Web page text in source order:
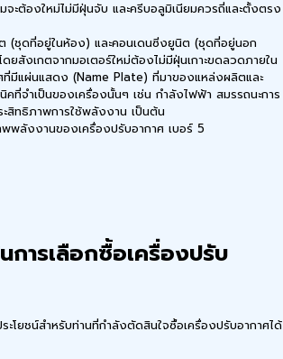
จะต้องใหม่ไม่มีฝุ่นจับ และครีบอลูมิเนียมควรถี่และตั้งตรง
(ชุดที่อยู่ในห้อง) และคอนเดนซิ่งยูนิต (ชุดที่อยู่นอก
สังเกตจากมอเตอร์ใหม่ต้องไม่มีฝุ่นเกาะขดลวดภายใน
ที่มีแผ่นแสดง (Name Plate) ที่มาของแหล่งผลิตและ
ที่จำเป็นของเครื่องนั้นๆ เช่น กำลังไฟฟ้า สมรรถนะการ
สิทธิภาพการใช้พลังงาน เป็นต้น
พลังงานของเครื่องปรับอากาศ เบอร์ 5
การเลือกซื้อเครื่องปรับ
ะโยชน์สำหรับท่านที่กำลังตัดสินใจซื้อเครื่องปรับอากาศได้